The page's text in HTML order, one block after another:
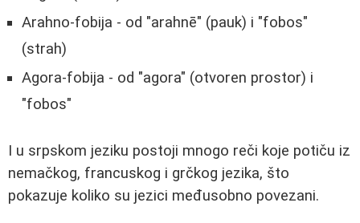
Arahno-fobija - od "arahnē" (pauk) i "fobos"
(strah)
Agora-fobija - od "agora" (otvoren prostor) i
"fobos"
I u srpskom jeziku postoji mnogo reči koje potiču iz
nemačkog, francuskog i grčkog jezika, što
pokazuje koliko su jezici međusobno povezani.